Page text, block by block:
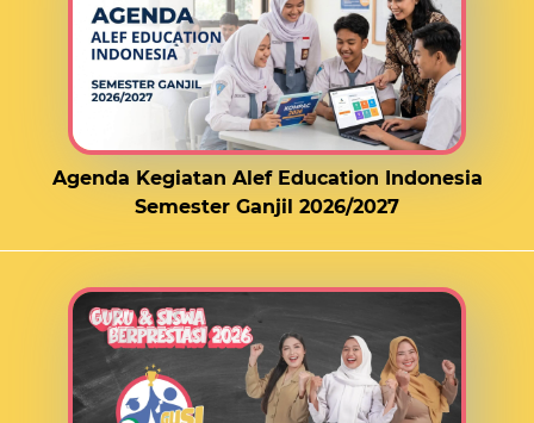
Agenda Kegiatan Alef Education Indonesia
Semester Ganjil 2026/2027